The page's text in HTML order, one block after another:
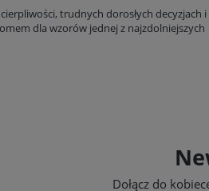
trudnych dorosłych decyzjach i
dla wzorów jednej z najzdolniejszych
Dołącz do